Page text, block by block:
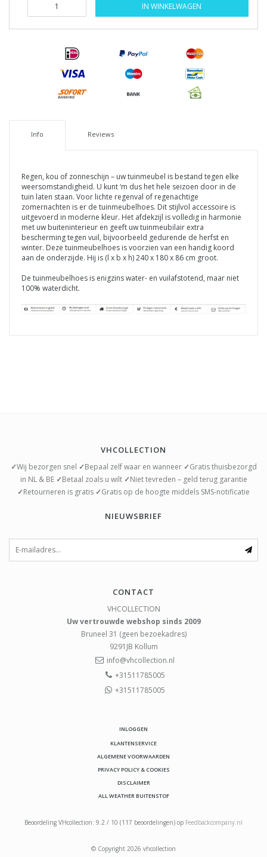
IN WINKELWAGEN
Info Reviews
Regen, kou of zonneschijn – uw tuinmeubel is bestand tegen elke
weersomstandigheid. U kunt ‘m dus het hele seizoen door in de
tuin laten staan. Voor lichte regenval of regenachtige
zomernachten is er de tuinmeubelhoes. Dit stijlvol accessoire is
uitgevoerd in moderne kleur. Het afdekzijl is volledig in harmonie
met uw buiteninterieur en geeft uw tuinmeubilair extra
bescherming tegen vuil, bijvoorbeeld gedurende de herfst en
winter. Deze tuinmeubelhoes isvoorzien van een handig koord
aan de onderzijde. Hij is (l x b x h) 240 x 180 x 86 cm groot.
De tuinmeubelhoes is enigzins water- en vuilafstotend, maar niet
100% waterdicht.
VHCOLLECTION
✓Wij bezorgen snel ✓Bepaal zelf waar en wanneer ✓Gratis thuisbezorgd
in NL & BE ✓Betaal zoals u wilt ✓Niet tevreden – geld terug garantie
✓Retourneren is gratis ✓Gratis op de hoogte middels SMS-notificatie
NIEUWSBRIEF
CONTACT
VHCOLLECTION
Uw vertrouwde webshop sinds 2009
Bruneel 31 (geen bezoekadres)
9291JB Kollum
info@vhcollection.nl
+31511785005
+31511785005
INLOGGEN
KLANTENSERVICE
ALGEMENE VOORWAARDEN
PRIVACY POLICY & COOKIES
DISCLAIMER
ALL WEATHER BUITENSTOF
Beoordeling VHcollection: 9.2 / 10 (117 beoordelingen) op Feedbackcompany.nl
© Copyright 2026 vhcollection